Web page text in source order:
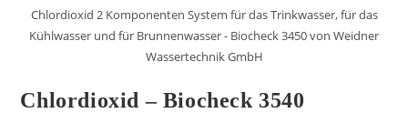
Chlordioxid 2 Komponenten System für das Trinkwasser, für das
Kühlwasser und für Brunnenwasser - Biocheck 3450 von Weidner
Wassertechnik GmbH
Chlordioxid – Biocheck 3540